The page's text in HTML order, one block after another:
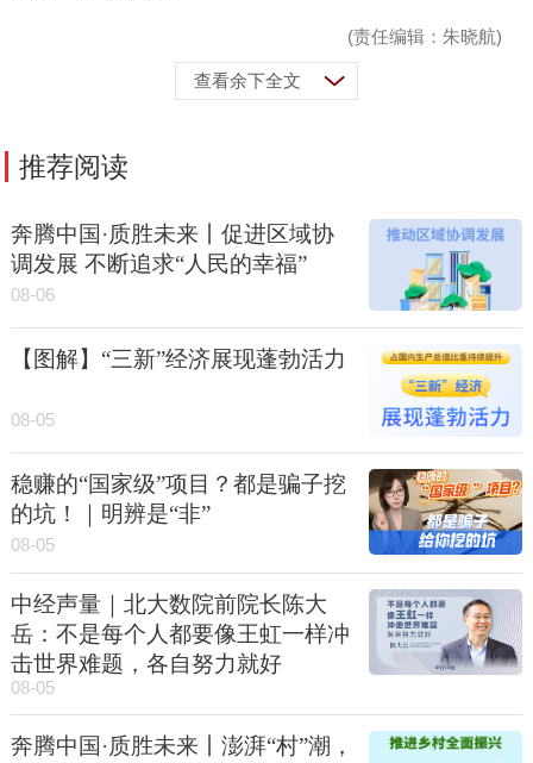
(责任编辑：朱晓航)
查看余下全文
推荐阅读
奔腾中国·质胜未来丨促进区域协
调发展 不断追求“人民的幸福”
08-06
【图解】“三新”经济展现蓬勃活力
08-05
稳赚的“国家级”项目？都是骗子挖
的坑！｜明辨是“非”
08-05
中经声量｜北大数院前院长陈大
岳：不是每个人都要像王虹一样冲
击世界难题，各自努力就好
08-05
奔腾中国·质胜未来丨澎湃“村”潮，